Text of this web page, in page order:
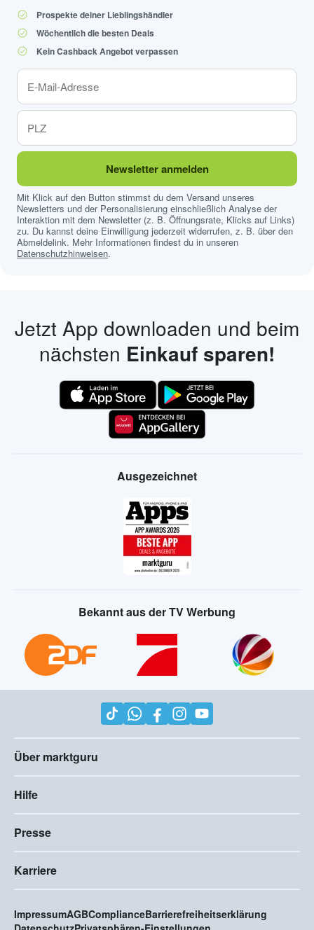
Prospekte deiner Lieblingshändler
Wöchentlich die besten Deals
Kein Cashback Angebot verpassen
Newsletter anmelden
Mit Klick auf den Button stimmst du dem Versand unseres
Newsletters und der Personalisierung einschließlich Analyse der
Interaktion mit dem Newsletter (z. B. Öffnungsrate, Klicks auf Links)
zu. Du kannst deine Einwilligung jederzeit widerrufen, z. B. über den
Abmeldelink. Mehr Informationen findest du in unseren
Datenschutzhinweisen.
Jetzt App downloaden und beim
nächsten Einkauf sparen!
Ausgezeichnet
Bekannt aus der TV Werbung
Über marktguru
Hilfe
Presse
Karriere
ImpressumAGBComplianceBarrierefreiheitserklärung